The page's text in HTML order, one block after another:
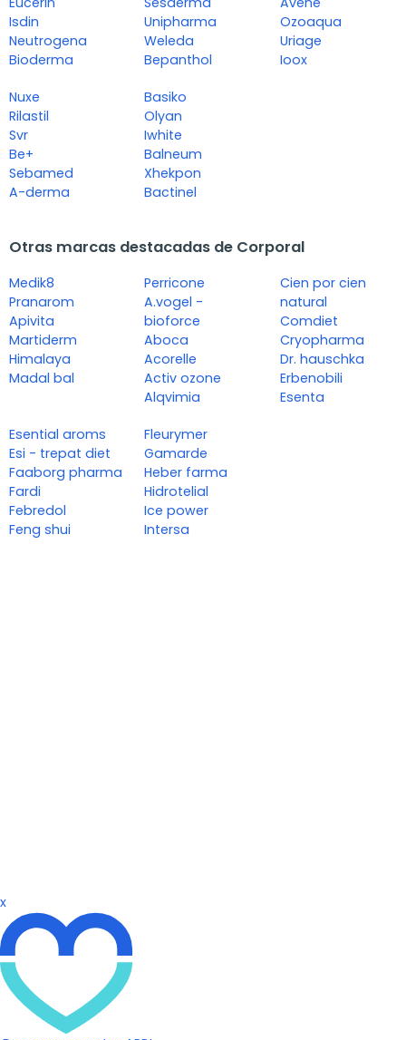
Isdin
Neutrogena
Bioderma
Unipharma
Weleda
Bepanthol
Ozoaqua
Uriage
Ioox
Nuxe
Rilastil
Svr
Be+
Sebamed
A-derma
Basiko
Olyan
Iwhite
Balneum
Xhekpon
Bactinel
Otras marcas destacadas de Corporal
Medik8
Pranarom
Apivita
Martiderm
Himalaya
Madal bal
Perricone
A.vogel -
bioforce
Aboca
Acorelle
Activ ozone
Alqvimia
Cien por cien
natural
Comdiet
Cryopharma
Dr. hauschka
Erbenobili
Esenta
Esential aroms
Esi - trepat diet
Faaborg pharma
Fardi
Febredol
Feng shui
Fleurymer
Gamarde
Heber farma
Hidrotelial
Ice power
Intersa
x